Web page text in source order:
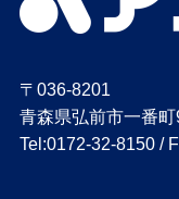
〒036-8201
青森県弘前市一番町
Tel:0172-32-8150 /